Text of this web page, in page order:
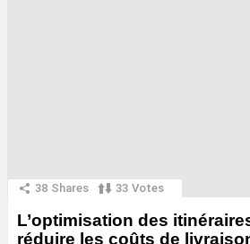
38 Shares 33 Votes
L’optimisation des
réduire les coûts de